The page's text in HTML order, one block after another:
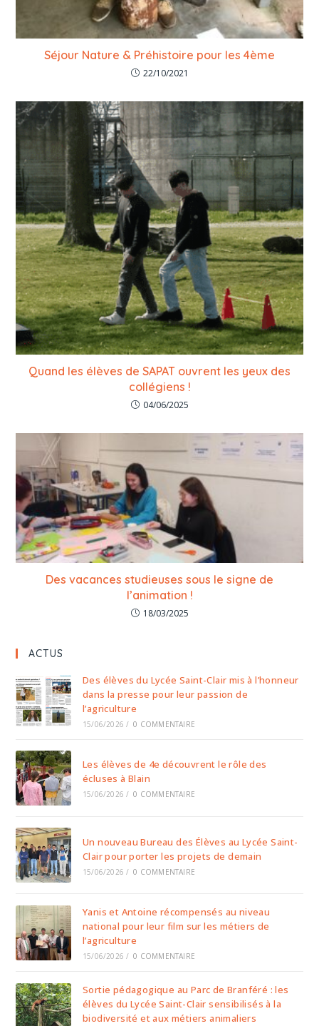
Séjour Nature & Préhistoire pour les 4ème
22/10/2021
Quand les élèves de SAPAT ouvrent les yeux des
collégiens !
04/06/2025
Des vacances studieuses sous le signe de
l’animation !
18/03/2025
ACTUS
Des élèves du Lycée Saint-Clair mis à l’honneur
dans la presse pour leur passion de
l’agriculture
15/06/2026 / 0 COMMENTAIRE
Les élèves de 4e découvrent le rôle des
écluses à Blain
15/06/2026 / 0 COMMENTAIRE
Un nouveau Bureau des Élèves au Lycée Saint-
Clair pour porter les projets de demain
15/06/2026 / 0 COMMENTAIRE
Yanis et Antoine récompensés au niveau
national pour leur film sur les métiers de
l’agriculture
15/06/2026 / 0 COMMENTAIRE
Sortie pédagogique au Parc de Branféré : les
élèves du Lycée Saint-Clair sensibilisés à la
biodiversité et aux métiers animaliers